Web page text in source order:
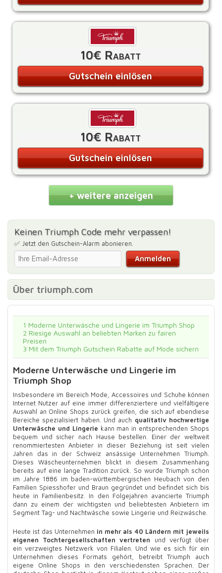
10€ Rabatt
Gutschein einlösen
10€ Rabatt
Gutschein einlösen
+ weitere anzeigen
Keinen Triumph Code mehr verpassen!
✅ Jetzt den Gutschein-Alarm abonieren.
Über triumph.com
1 Moderne Unterwäsche und Lingerie im Triumph Shop
2 Riesige Auswahl an beliebten Marken zu fairen
Preisen
3 Mit dem Triumph Gutschein Rabatte auf Mode sichern
Moderne Unterwäsche und Lingerie im
Triumph Shop
Insbesondere im Bereich Mode, Accessoires und Schuhe können
Internet Nutzer auf eine immer differenziertere und vielfältigere
Auswahl an Online Shops zurück greifen, die sich auf ebendiese
Bereiche spezialisiert haben. Und auch qualitativ hochwertige
Unterwäsche und Lingerie kann man in entsprechenden Shops
bequem und sicher nach Hause bestellen. Einer der weltweit
renommiertesten Anbieter in dieser Beziehung ist seit vielen
Jahren das in der Schweiz ansässige Unternehmen Triumph.
Dieses Wäscheunternehmen blickt in diesem Zusammenhang
bereits auf eine lange Tradition zurück. So wurde Triumph schon
im Jahre 1886 im baden-württembergischen Heubach von den
Familien Spiesshofer und Braun gegründet und befindet sich bis
heute in Familienbesitz. In den Folgejahren avancierte Triumph
dann zu einem der wichtigsten und beliebtesten Anbietern im
Segment Tag- und Nachtwäsche sowie Lingerie und Reizwäsche.
Heute ist das Unternehmen in mehr als 40 Ländern mit jeweils
eigenen Tochtergesellschaften vertreten und verfügt über
ein verzweigtes Netzwerk von Filialen. Und wie es sich für ein
Unternehmen dieses Formats gehört, betreibt Triumph auch
eigene Online Shops in den verschiedensten Sprachen. Der